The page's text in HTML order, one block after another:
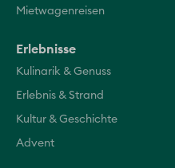
Mietwagenreisen
Erlebnisse
Kulinarik & Genuss
Erlebnis & Strand
Kultur & Geschichte
Advent